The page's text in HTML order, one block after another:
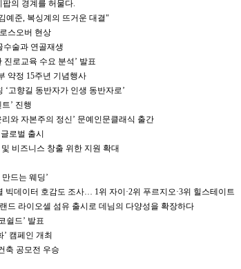
팝의 경계를 허물다.
예준, 복싱계의 뜨거운 대결"
스오버 현상
수술과 연골재생
진로교육 수요 분석’ 발표
약정 15주년 기념행사
고향길 동반자가 인생 동반자로’
’ 진행
와 자본주의 정신’ 문예인문클래식 출간
로벌 출시
비즈니스 창출 위한 지원 확대
드는 웨딩’
빅데이터 호감도 조사… 1위 자이·2위 푸르지오·3위 힐스테이트
드 라이오셀 섬유 출시로 데님의 다양성을 확장하다
쉴드’ 발표
’ 캠페인 개최
축 공모전 우승